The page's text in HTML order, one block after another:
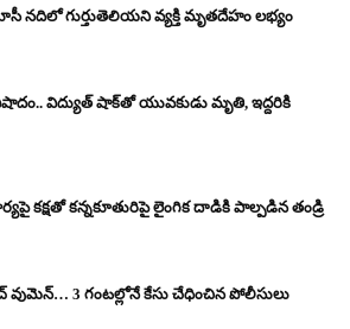
గుర్తుతెలియని వ్యక్తి మృతదేహం లభ్యం
విద్యుత్ షాక్‌తో యువకుడు మృతి, ఇద్దరికి
కక్షతో కన్నకూతురిపై లైంగిక దాడికి పాల్పడిన తండ్రి
వుమెన్… 3 గంటల్లోనే కేసు చేధించిన పోలీసులు